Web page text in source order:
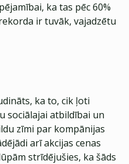
ka tas pēc 60%
ir tuvāk, vajadzētu
ka to, cik ļoti
sociālajai atbildībai un
zīmi par kompānijas
arī akcijas cenas
strīdējušies, ka šāds